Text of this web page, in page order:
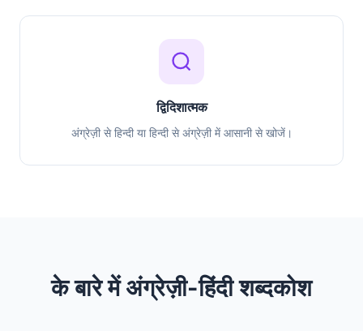
द्विदिशात्मक
अंग्रेज़ी से हिन्दी या हिन्दी से अंग्रेज़ी में आसानी से खोजें।
के बारे में अंग्रेज़ी-हिंदी शब्दकोश